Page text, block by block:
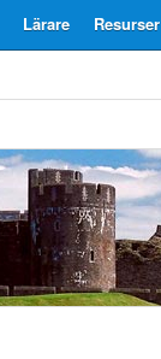
Resurser
Lärare